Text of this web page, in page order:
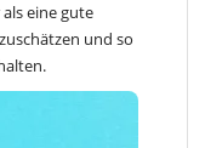
eine gute
und so